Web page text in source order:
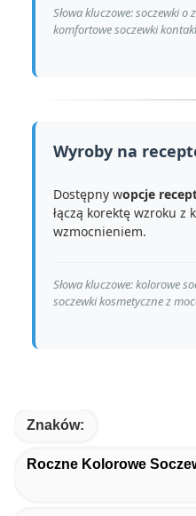
Słowa kluczowe: soczewki o
komfortowe soczewki
Wyroby na
Dostępny wopcje
łączą korektę wzroku z
wzmocnieniem.
Słowa kluczowe: kolorowe
soczewki kosmetyczne z
Znaków:
Roczne Kolorowe